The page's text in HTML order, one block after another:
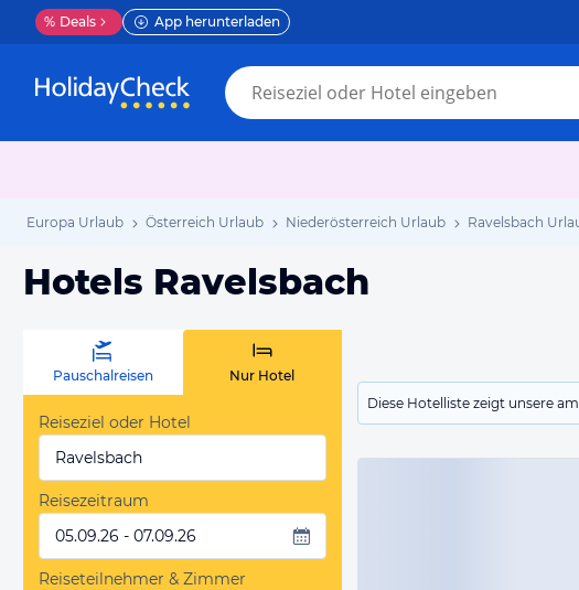
% Deals App herunterladen
Europa Urlaub Österreich Urlaub Niederösterreich Urlaub Ravelsbach
Hotels Ravelsbach
Diese Hotelliste zeigt unsere
Pauschalreisen Nur Hotel
Reiseziel oder Hotel
Ravelsbach
Reisezeitraum
05.09.26 - 07.09.26
Reiseteilnehmer & Zimmer